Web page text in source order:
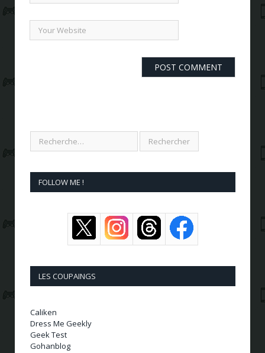
FOLLOW ME !
LES COUPAINGS
Caliken
Dress Me Geekly
Geek Test
Gohanblog